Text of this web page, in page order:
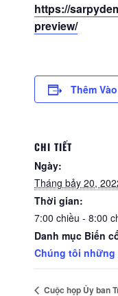
https://
preview/
Thêm
CHI TIẾT
Ngày:
Tháng bảy 20,
Thời gian:
7:00 chiều - 8:00
Danh mục Biến
Chúng tôi
Cuộc họp Ủy ban